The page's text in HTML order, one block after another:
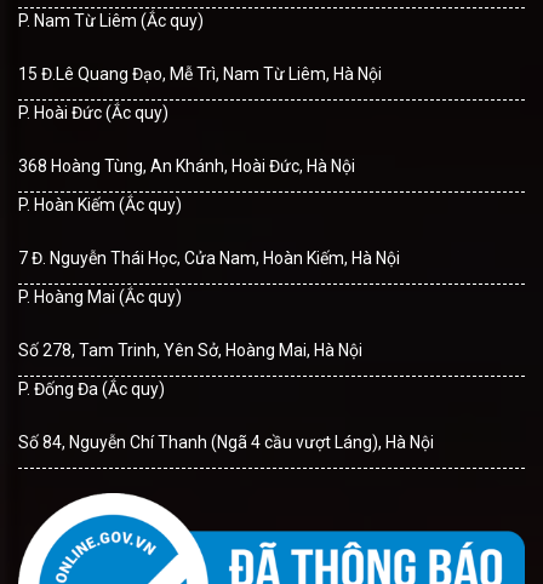
P. Nam Từ Liêm (Ắc quy)
15 Đ.Lê Quang Đạo, Mễ Trì, Nam Từ Liêm, Hà Nội
P. Hoài Đức (Ắc quy)
368 Hoàng Tùng, An Khánh, Hoài Đức, Hà Nội
P. Hoàn Kiếm (Ắc quy)
7 Đ. Nguyễn Thái Học, Cửa Nam, Hoàn Kiếm, Hà Nội
P. Hoàng Mai (Ắc quy)
Số 278, Tam Trinh, Yên Sở, Hoàng Mai, Hà Nội
P. Đống Đa (Ắc quy)
Số 84, Nguyễn Chí Thanh (Ngã 4 cầu vượt Láng), Hà Nội